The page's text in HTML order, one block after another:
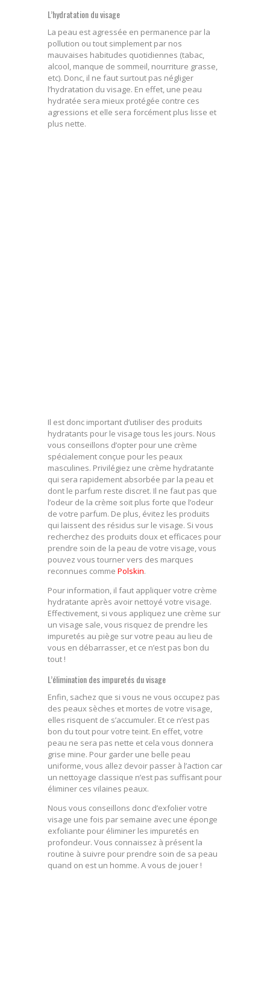
L’hydratation du visage
La peau est agressée en permanence par la
pollution ou tout simplement par nos
mauvaises habitudes quotidiennes (tabac,
alcool, manque de sommeil, nourriture grasse,
etc). Donc, il ne faut surtout pas négliger
l’hydratation du visage. En effet, une peau
hydratée sera mieux protégée contre ces
agressions et elle sera forcément plus lisse et
plus nette.
Il est donc important d’utiliser des produits
hydratants pour le visage tous les jours. Nous
vous conseillons d’opter pour une crème
spécialement conçue pour les peaux
masculines. Privilégiez une crème hydratante
qui sera rapidement absorbée par la peau et
dont le parfum reste discret. Il ne faut pas que
l’odeur de la crème soit plus forte que l’odeur
de votre parfum. De plus, évitez les produits
qui laissent des résidus sur le visage. Si vous
recherchez des produits doux et efficaces pour
prendre soin de la peau de votre visage, vous
pouvez vous tourner vers des marques
reconnues comme Polskin.
Pour information, il faut appliquer votre crème
hydratante après avoir nettoyé votre visage.
Effectivement, si vous appliquez une crème sur
un visage sale, vous risquez de prendre les
impuretés au piège sur votre peau au lieu de
vous en débarrasser, et ce n’est pas bon du
tout !
L’élimination des impuretés du visage
Enfin, sachez que si vous ne vous occupez pas
des peaux sèches et mortes de votre visage,
elles risquent de s’accumuler. Et ce n’est pas
bon du tout pour votre teint. En effet, votre
peau ne sera pas nette et cela vous donnera
grise mine. Pour garder une belle peau
uniforme, vous allez devoir passer à l’action car
un nettoyage classique n’est pas suffisant pour
éliminer ces vilaines peaux.
Nous vous conseillons donc d’exfolier votre
visage une fois par semaine avec une éponge
exfoliante pour éliminer les impuretés en
profondeur. Vous connaissez à présent la
routine à suivre pour prendre soin de sa peau
quand on est un homme. A vous de jouer !